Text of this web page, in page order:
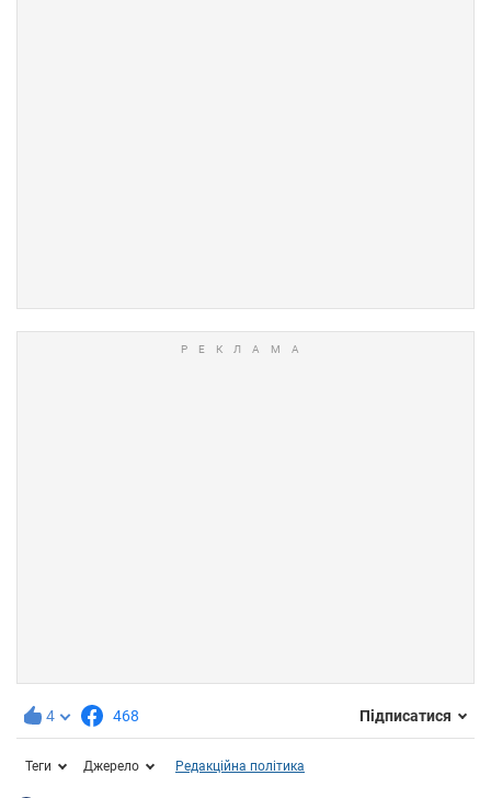
4 468 Підписатися
Теги Джерело Редакційна політика